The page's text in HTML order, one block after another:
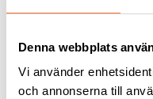
Denna webbplats
Vi använder
och annonserna till